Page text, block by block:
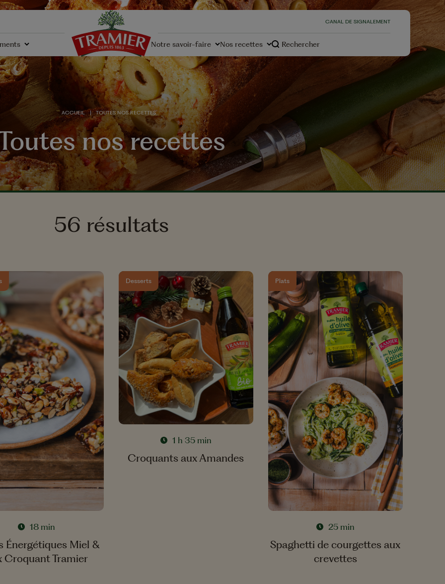
CANAL DE SIGNALEMENT
Nos gammes
Sans Résidus de
Pesticides
Bio
-25% de sel
Sans sel
Nouveautés
de
La santé au coeur de nos
L'environnement, notre
Notre savoir-faire
racines & savoir-faire
L’innovation ensoleille notre
Nos recettes
Apéritifs Plats Desserts
Rechercher
ACCUEIL TOUTES NOS RECETTES
nos recettes
56 résultats
18 min
Énergétiques Miel &
Croquant Tramier
Desserts
1 h 35 min
Croquants aux Amandes
Plats
25 min
Spaghetti de courgettes aux
crevettes